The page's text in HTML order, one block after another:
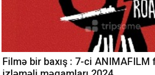
Filmə bir baxış : 7-ci ANIMAFILM